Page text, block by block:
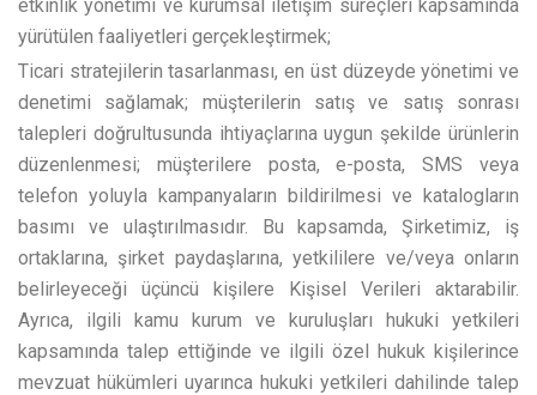
etkinlik yönetimi ve kurumsal iletişim süreçleri kapsamında
yürütülen faaliyetleri gerçekleştirmek;
Ticari stratejilerin tasarlanması, en üst düzeyde yönetimi ve
denetimi sağlamak; müşterilerin satış ve satış sonrası
talepleri doğrultusunda ihtiyaçlarına uygun şekilde ürünlerin
düzenlenmesi; müşterilere posta, e-posta, SMS veya
telefon yoluyla kampanyaların bildirilmesi ve katalogların
basımı ve ulaştırılmasıdır. Bu kapsamda, Şirketimiz, iş
ortaklarına, şirket paydaşlarına, yetkililere ve/veya onların
belirleyeceği üçüncü kişilere Kişisel Verileri aktarabilir.
Ayrıca, ilgili kamu kurum ve kuruluşları hukuki yetkileri
kapsamında talep ettiğinde ve ilgili özel hukuk kişilerince
mevzuat hükümleri uyarınca hukuki yetkileri dahilinde talep